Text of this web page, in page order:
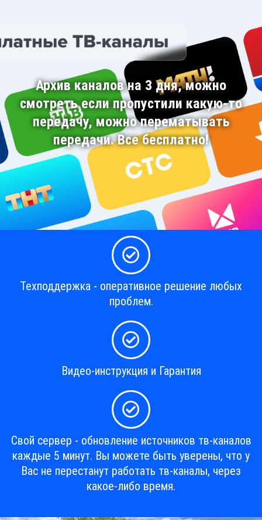
Архив каналов на 3 дня, можно
смотреть если пропустили какую-то
передачу, можно перематывать
передачи. Все бесплатно!
Техподдержка - оперативное решение любых
проблем.
Видео-инструкция и Гарантия
Свой сервер - обновление источников тв-каналов
каждые 5 минут. Вы можете быть уверены, что у
Вас не перестанут работать тв-каналы, через
какое-либо время.